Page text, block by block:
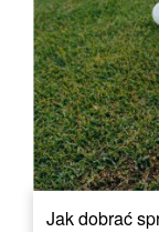
Jak dobrać